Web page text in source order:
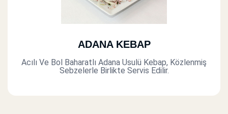
ADANA KEBAP
Acılı Ve Bol Baharatlı Adana Usulü Kebap, Közlenmiş
Sebzelerle Birlikte Servis Edilir.